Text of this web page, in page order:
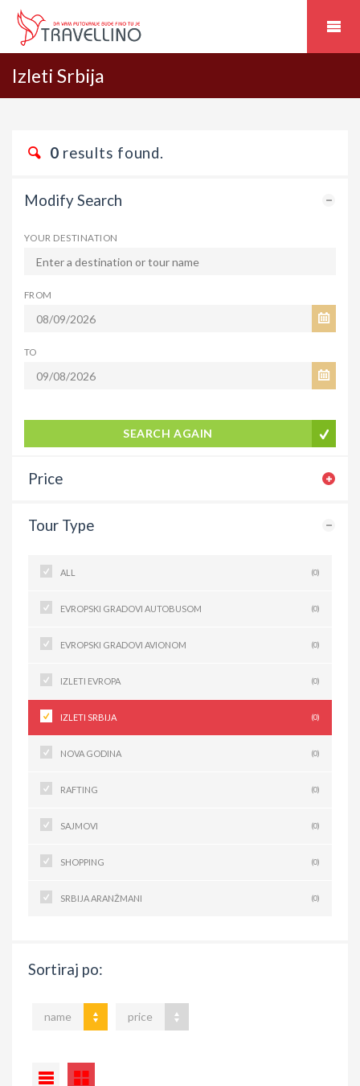
Izleti Srbija
0 results found.
Modify Search
YOUR DESTINATION
FROM
TO
SEARCH AGAIN
Price
Tour Type
ALL (0)
EVROPSKI GRADOVI AUTOBUSOM (0)
EVROPSKI GRADOVI AVIONOM (0)
IZLETI EVROPA (0)
IZLETI SRBIJA (0)
NOVA GODINA (0)
RAFTING (0)
SAJMOVI (0)
SHOPPING (0)
SRBIJA ARANŽMANI (0)
Sortiraj po:
name price